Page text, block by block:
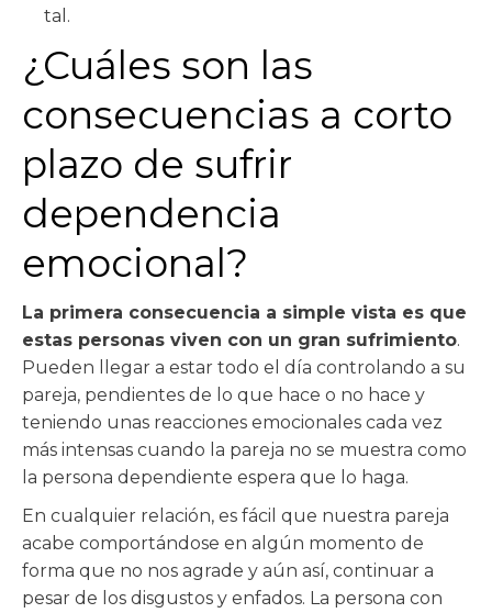
tal.
¿Cuáles son las
consecuencias a corto
plazo de sufrir
dependencia
emocional?
La primera consecuencia a simple vista es que
estas personas viven con un gran sufrimiento.
Pueden llegar a estar todo el día controlando a su
pareja, pendientes de lo que hace o no hace y
teniendo unas reacciones emocionales cada vez
más intensas cuando la pareja no se muestra como
la persona dependiente espera que lo haga.
En cualquier relación, es fácil que nuestra pareja
acabe comportándose en algún momento de
forma que no nos agrade y aún así, continuar a
pesar de los disgustos y enfados. La persona con